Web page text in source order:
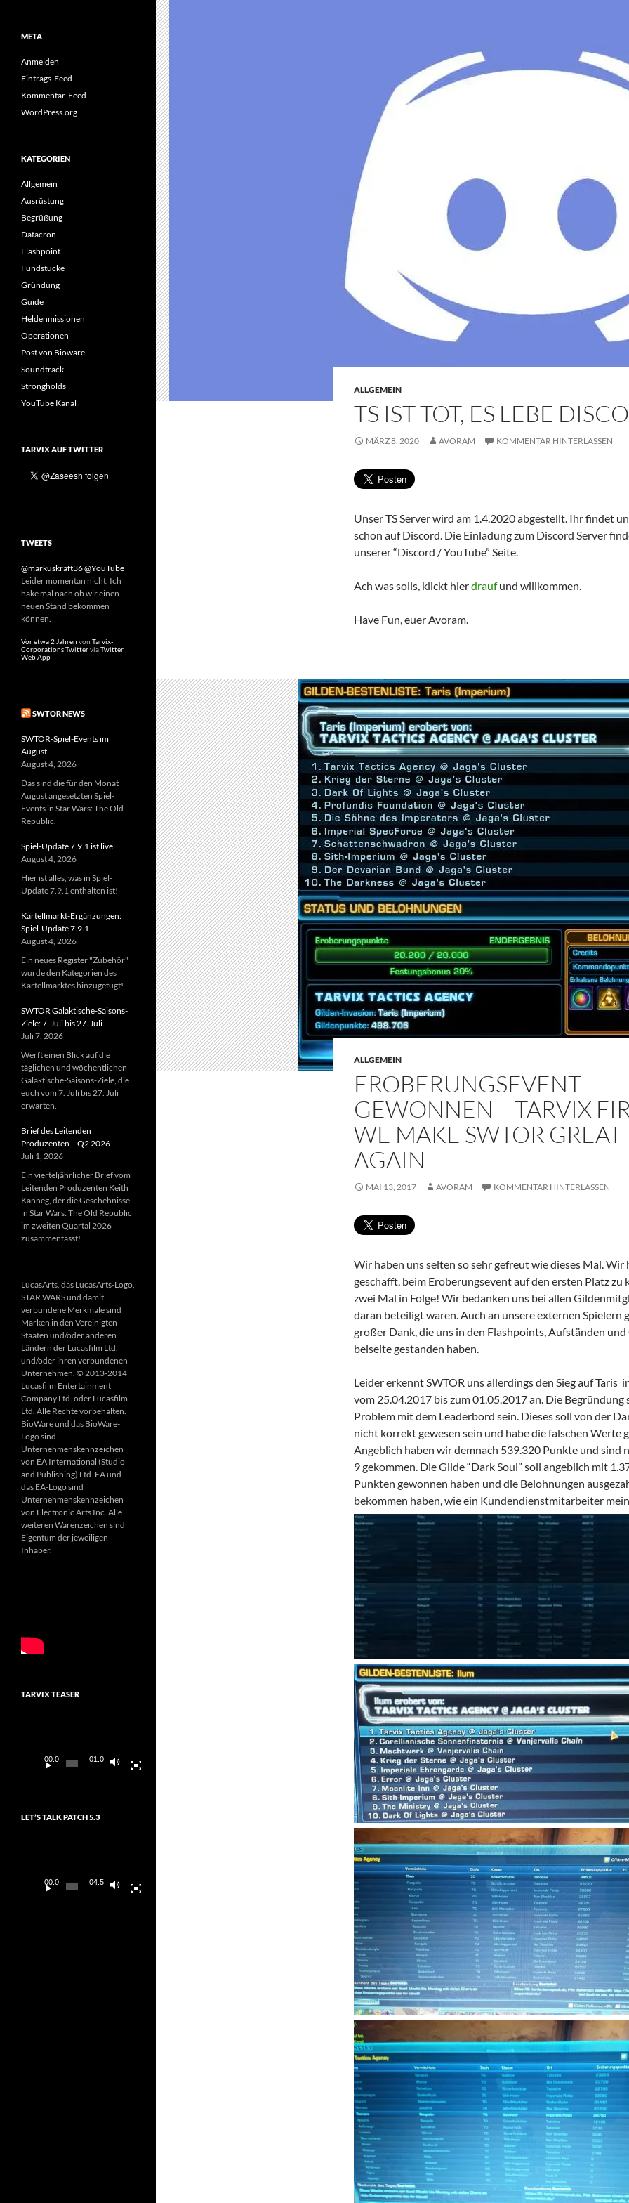
ALLGEMEIN
TS IST TOT, ES LEBE
MÄRZ 8, 2020 AVORAM KOMMENTAR HINTERLASSEN
Unser TS Server wird am 1.4.2020 abgestellt. Ihr findet
schon auf Discord. Die Einladung zum Discord Server
unserer “Discord / YouTube” Seite.
Ach was solls, klickt hierdraufund willkommen.
Have Fun, euer Avoram.
ALLGEMEIN
EROBERUNGSEVENT
GEWONNEN – TARVIX
WE MAKE SWTOR GREAT
AGAIN
MAI 13, 2017 AVORAM KOMMENTAR HINTERLASSEN
Wir haben uns selten so sehr gefreut wie dieses Mal. Wir
geschafft, beim Eroberungsevent auf den ersten Platz zu
zwei Mal in Folge! Wir bedanken uns bei allen
daran beteiligt waren. Auch an unsere externen Spielern
großer Dank, die uns in den Flashpoints, Aufständen und
beiseite gestanden haben.
Leider erkennt SWTOR uns allerdings den Sieg auf Taris
vom 25.04.2017 bis zum 01.05.2017 an. Die Begründung
Problem mit dem Leaderbord sein. Dieses soll von der
nicht korrekt gewesen sein und habe die falschen Werte
Angeblich haben wir demnach 539.320 Punkte und sind
9 gekommen. Die Gilde “Dark Soul” soll angeblich mit
Punkten gewonnen haben und die Belohnungen
bekommen haben, wie ein Kundendienstmitarbeiter
META
Anmelden
Eintrags-Feed
Kommentar-Feed
WordPress.org
KATEGORIEN
Allgemein
Ausrüstung
Begrüßung
Datacron
Flashpoint
Fundstücke
Gründung
Guide
Heldenmissionen
Operationen
Post von Bioware
Soundtrack
Strongholds
YouTube Kanal
TARVIX AUF TWITTER
TWEETS
@markuskraft36@YouTube
Leider momentan nicht. Ich
hake mal nach ob wir einen
neuen Stand bekommen
können.
Vor etwa 2 Jahren von Tarvix-
Corporations TwitterviaTwitter
Web App
SWTOR NEWS
SWTOR-Spiel-Events im
August
August 4, 2026
Das sind die für den Monat
August angesetzten Spiel-
Events in Star Wars: The Old
Republic.
Spiel-Update 7.9.1 ist live
August 4, 2026
Hier ist alles, was in Spiel-
Update 7.9.1 enthalten ist!
Kartellmarkt-Ergänzungen:
Spiel-Update 7.9.1
August 4, 2026
Ein neues Register "Zubehör"
wurde den Kategorien des
Kartellmarktes hinzugefügt!
SWTOR Galaktische-Saisons-
Ziele: 7. Juli bis 27. Juli
Juli 7, 2026
Werft einen Blick auf die
täglichen und wöchentlichen
Galaktische-Saisons-Ziele, die
euch vom 7. Juli bis 27. Juli
erwarten.
Brief des Leitenden
Produzenten – Q2 2026
Juli 1, 2026
Ein vierteljährlicher Brief vom
Leitenden Produzenten Keith
Kanneg, der die Geschehnisse
in Star Wars: The Old Republic
im zweiten Quartal 2026
zusammenfasst!
LucasArts, das LucasArts-Logo,
STAR WARS und damit
verbundene Merkmale sind
Marken in den Vereinigten
Staaten und/oder anderen
Ländern der Lucasfilm Ltd.
und/oder ihren verbundenen
Unternehmen. © 2013-2014
Lucasfilm Entertainment
Company Ltd. oder Lucasfilm
Ltd. Alle Rechte vorbehalten.
BioWare und das BioWare-
Logo sind
Unternehmenskennzeichen
von EA International (Studio
and Publishing) Ltd. EA und
das EA-Logo sind
Unternehmenskennzeichen
von Electronic Arts Inc. Alle
weiteren Warenzeichen sind
Eigentum der jeweiligen
Inhaber.
TARVIX TEASER
00:00 01:03
LET’S TALK PATCH 5.3
00:00 04:54